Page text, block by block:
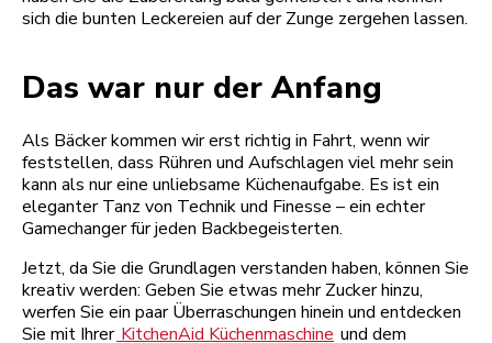
sich die bunten Leckereien auf der Zunge zergehen lassen.
Das war nur der Anfang
Als Bäcker kommen wir erst richtig in Fahrt, wenn wir
feststellen, dass Rühren und Aufschlagen viel mehr sein
kann als nur eine unliebsame Küchenaufgabe. Es ist ein
eleganter Tanz von Technik und Finesse – ein echter
Gamechanger für jeden Backbegeisterten.
Jetzt, da Sie die Grundlagen verstanden haben, können Sie
kreativ werden: Geben Sie etwas mehr Zucker hinzu,
werfen Sie ein paar Überraschungen hinein und entdecken
Sie mit Ihrer KitchenAid Küchenmaschine und dem